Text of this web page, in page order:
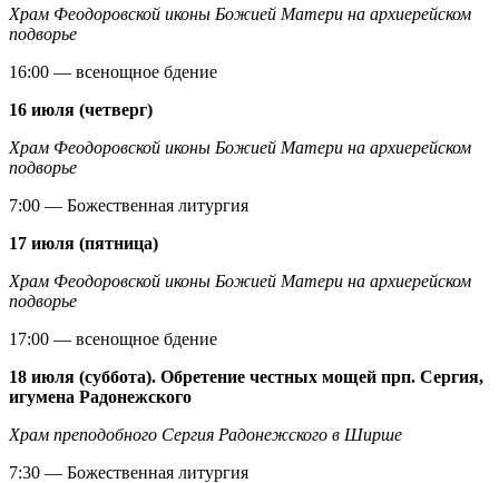
Храм Феодоровской иконы Божией Матери на архиерейском
подворье
16:00 — всенощное бдение
16 июля (четверг)
Храм Феодоровской иконы Божией Матери на архиерейском
подворье
7:00 — Божественная литургия
17 июля (пятница)
Храм Феодоровской иконы Божией Матери на архиерейском
подворье
17:00 — всенощное бдение
18 июля (суббота). Обретение честных мощей прп. Сергия,
игумена Радонежского
Храм преподобного Сергия Радонежского в Ширше
7:30 — Божественная литургия